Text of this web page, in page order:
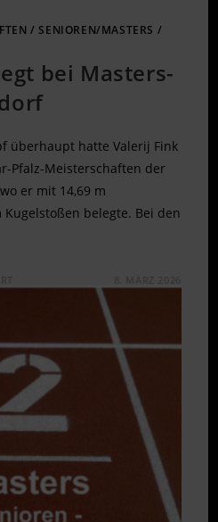
/ SENIOREN/MASTERS /
bei Masters-
überhaupt hatte Valerij Fink
Pfalz-Meisterschaften der
er mit 14,69 m
belegte. Bei den
VALERIJ
DM
IN
DÜSSELDORF